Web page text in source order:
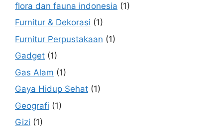
flora dan fauna indonesia (1)
Furnitur & Dekorasi (1)
Furnitur Perpustakaan (1)
Gadget (1)
Gas Alam (1)
Gaya Hidup Sehat (1)
Geografi (1)
Gizi (1)